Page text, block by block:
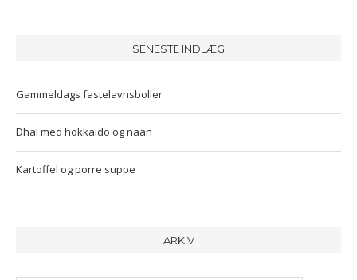
SENESTE INDLÆG
Gammeldags fastelavnsboller
Dhal med hokkaido og naan
Kartoffel og porre suppe
ARKIV